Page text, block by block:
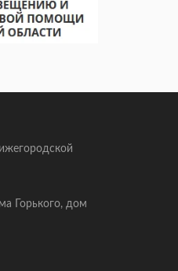
Горького, дом